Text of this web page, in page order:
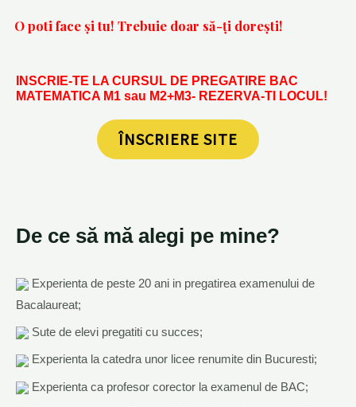
O poti face și tu! Trebuie doar să-ți dorești!
INSCRIE-TE LA CURSUL DE PREGATIRE BAC
MATEMATICA M1 sau M2+M3- REZERVA-TI LOCUL!
ÎNSCRIERE SITE
De ce să mă alegi pe mine?
Experienta de peste 20 ani in pregatirea examenului de
Bacalaureat;
Sute de elevi pregatiti cu succes;
Experienta la catedra unor licee renumite din Bucuresti;
Experienta ca profesor corector la examenul de BAC;